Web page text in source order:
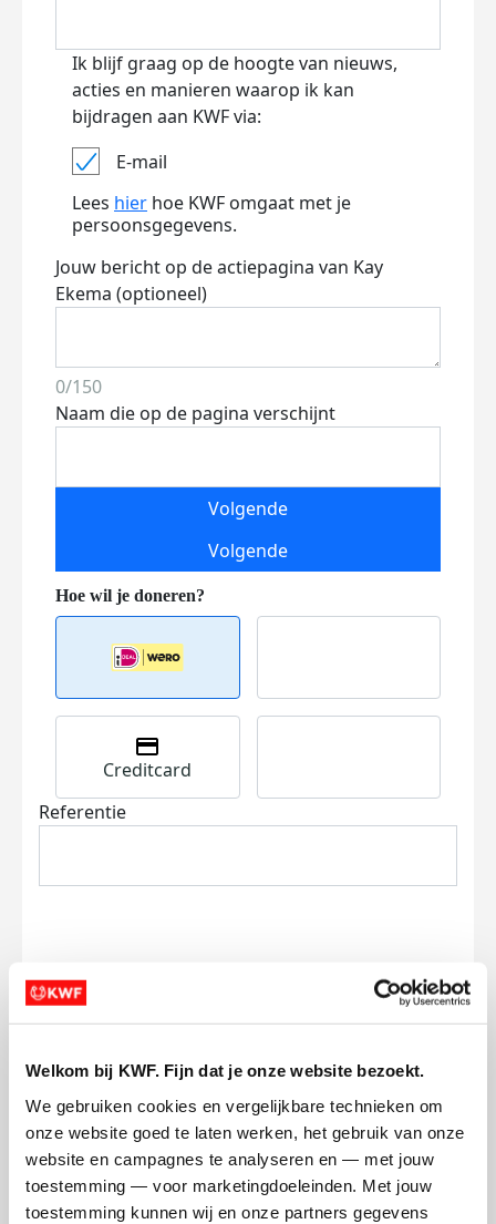
Welkom bij KWF. Fijn dat je onze website bezoekt.
We gebruiken cookies en vergelijkbare technieken om
onze website goed te laten werken, het gebruik van onze
website en campagnes te analyseren en — met jouw
toestemming — voor marketingdoeleinden. Met jouw
toestemming kunnen wij en onze partners gegevens
Ik blijf graag op de hoogte van nieuws,
acties en manieren waarop ik kan
bijdragen aan KWF via:
E-mail
Lees hier hoe KWF omgaat met je
persoonsgegevens.
Jouw bericht op de actiepagina van Kay
Ekema (optioneel)
0/150
Naam die op de pagina verschijnt
Volgende
Volgende
Creditcard
Referentie
Ik wil bijdragen aan de transactiekosten
Doneer nu